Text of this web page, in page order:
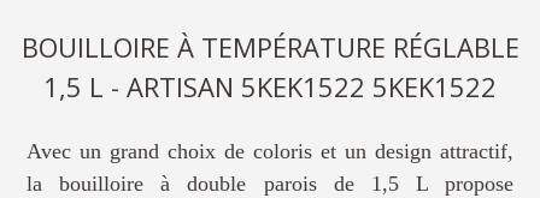
BOUILLOIRE À TEMPÉRATURE RÉGLABLE
1,5 L - ARTISAN 5KEK1522 5KEK1522
Avec un grand choix de coloris et un design attractif,
la bouilloire à double parois de 1,5 L propose